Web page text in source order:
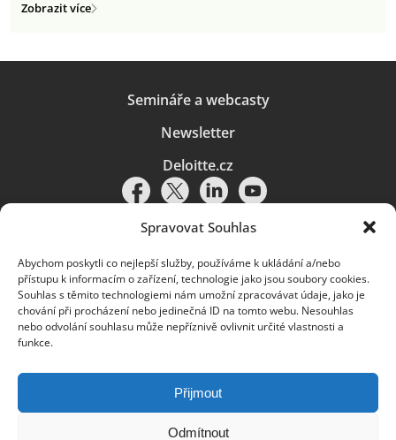
Spravovat Souhlas
Abychom poskytli co nejlepší služby, používáme k ukládání a/nebo
přístupu k informacím o zařízení, technologie jako jsou soubory cookies.
Souhlas s těmito technologiemi nám umožní zpracovávat údaje, jako je
chování při procházení nebo jedinečná ID na tomto webu. Nesouhlas
nebo odvolání souhlasu může nepříznivě ovlivnit určité vlastnosti a
funkce.
Přijmout
Odmítnout
Zobrazit více
Semináře a webcasty
Newsletter
Deloitte.cz
Pravidla používání|Ochrana osobních údajů|Soubory cookies |
Deloitte.cz
© 2026. Více informací najdete vPravidlech používání.
Deloitte označuje jednu či více společností globální sítě členských
a přidružené subjekty (souhrnně „organizace Deloitte“). Společnost DTTL
(rovněž označovaná jako „Deloitte Global“) a každá z jejích členských
společností a jejich přidružených subjektů je samostatným a nezávislým
právním subjektem, který není oprávněn zavazovat nebo přijímat závazky
za jinou z těchto členských společností a jejich přidružených subjektů ve